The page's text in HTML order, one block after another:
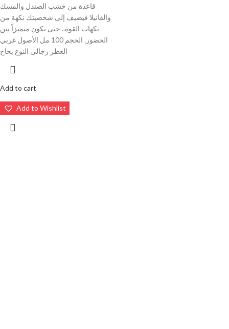
قاعدة من خشب الصندل والمسك
والفانيلا فيضيف إلى شخصيتك نكهة من
نكهات القوة.. حتى تكون متميزاً بين
الحضور. الحجم 100 مل الأصول غربي
العطر رجالى النوع بخاخ
Add to cart
Add to Wishlist